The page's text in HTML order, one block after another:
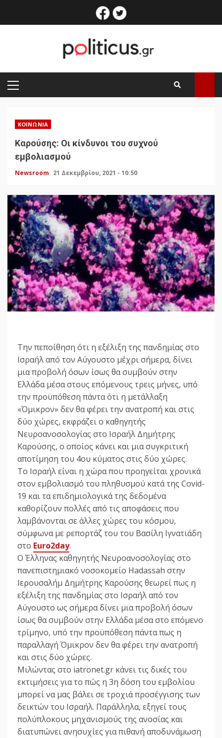
facebook
PRIMARY
MENU
ΚΟΙΝΩΝΊΑ
Καρούσης: Οι κίνδυνοι του συχνού
εμβολιασμού
Newsroom 21 Δεκεμβρίου, 2021 - 10:50
Την πεποίθηση ότι η εξέλιξη της πανδημίας στο
Ισραήλ από τον Αύγουστο μέχρι σήμερα, δίνει
μια προβολή όσων ίσως θα συμβούν στην
Ελλάδα μέσα στους επόμενους τρεις μήνες, υπό
την προϋπόθεση πάντα ότι η μετάλλαξη
«Όμικρον» δεν θα φέρει την ανατροπή και στις
δύο χώρες, εκφράζει ο καθηγητής
Νευροανοσολογίας στο Ισραήλ Δημήτρης
Καρούσης, ο οποίος κάνει και μια συγκριτική
αποτίμηση του 4ου κύματος στις δύο χώρες.
Το Ισραήλ είναι η χώρα που προηγείται χρονικά
στον εμβολιασμό του πληθυσμού κατά της Covid-
19 και τα επιδημιολογικά της δεδομένα
καθορίζουν πολλές από τις αποφάσεις που
λαμβάνονται σε άλλες χώρες του κόσμου,
σύμφωνα με ρεπορτάζ του του Βασίλη Ιγνατιάδη
στο Euro2day.
Ο Έλληνας καθηγητής Νευροανοσολογίας στο
πανεπιστημιακό νοσοκομείο Hadassah στην
Ιερουσαλήμ Δημήτρης Καρούσης θεωρεί πως η
εξέλιξη της πανδημίας στο Ισραήλ από τον
Αύγουστο ως σήμερα δίνει μια προβολή όσων
ίσως θα συμβούν στην Ελλάδα μέσα στο επόμενο
τρίμηνο, υπό την προϋπόθεση πάντα πως η
παραλλαγή Όμικρον δεν θα φέρει την ανατροπή
και στις δύο χώρες.
Μιλώντας στο iatronet.gr κάνει τις δικές του
εκτιμήσεις για το πώς η 3η δόση του εμβολίου
μπορεί να μας βάλει σε τροχιά προσέγγισης των
δεικτών του Ισραήλ. Παράλληλα, εξηγεί τους
πολύπλοκους μηχανισμούς της ανοσίας και
διατυπώνει ανησυχίες για πιθανή αποδυνάμωση